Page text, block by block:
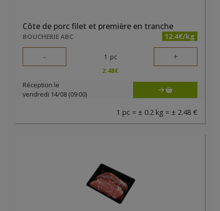
Côte de porc filet et première en tranche
BOUCHERIE ABC 12.4€/kg
- 1 pc +
2.48€
Réception le
vendredi 14/08 (09:00)
1 pc = ± 0.2 kg = ± 2.48 €